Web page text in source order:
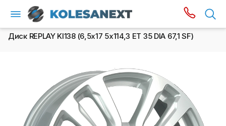
Диск REPLAY KI138 (6,5х17 5x114,3 ET 35 DIA 67,1 SF)